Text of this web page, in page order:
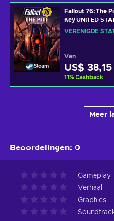
Steam
Fallout 76: The
Key UNITED
VERENIGDE
Van
US$ 38,15
11% Cashback
Meer
Beoordelingen: 0
Gameplay
Verhaal
Graphics